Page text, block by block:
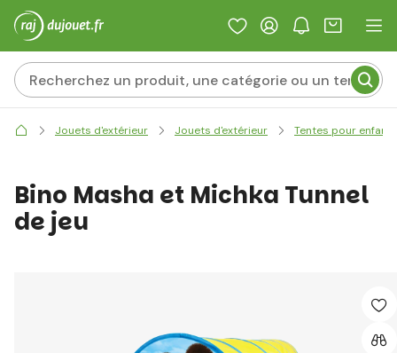
Jouets d'extérieur Jouets d'extérieur Tentes pour enfants
Bino Masha et Michka Tunnel
de jeu